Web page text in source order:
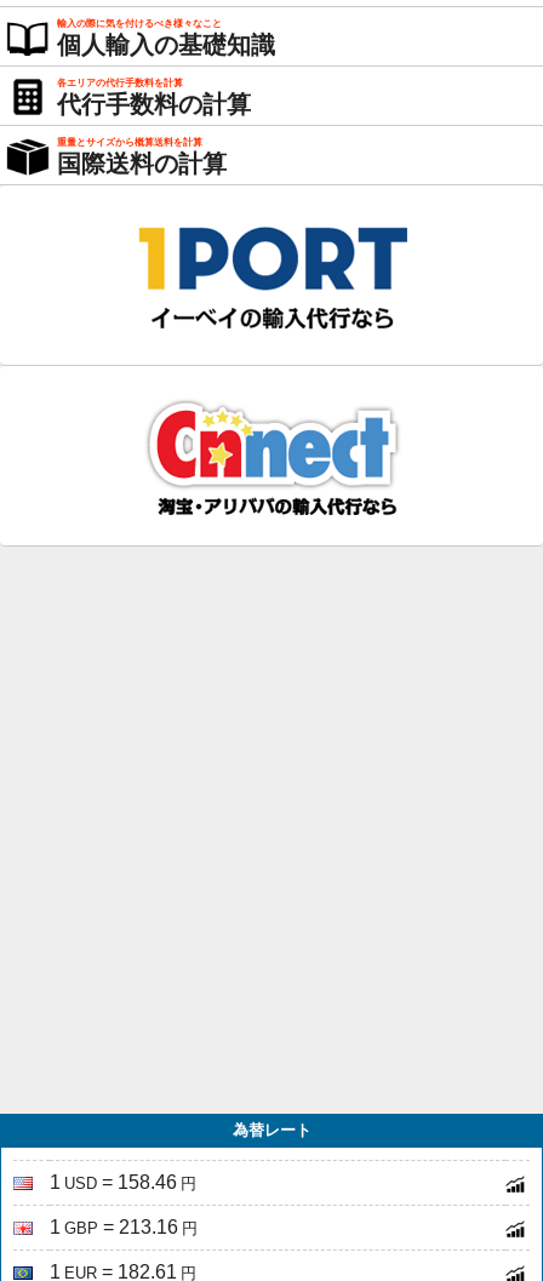
輸入の際に気を付けるべき様々なこと
個人輸入の基礎知識
各エリアの代行手数料を計算
代行手数料の計算
重量とサイズから概算送料を計算
国際送料の計算
為替レート
1 USD = 158.46 円
1 GBP = 213.16 円
1 EUR = 182.61 円